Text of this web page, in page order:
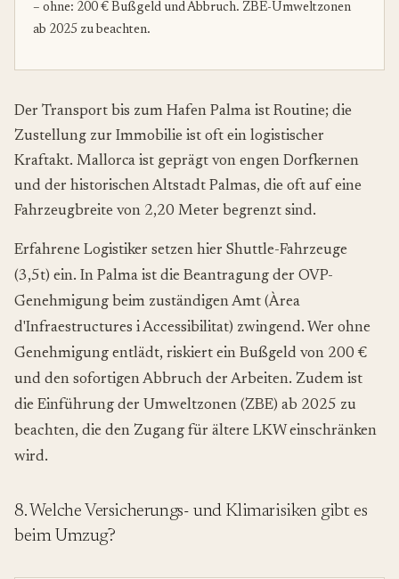
– ohne: 200 € Bußgeld und Abbruch. ZBE-Umweltzonen
ab 2025 zu beachten.
Der Transport bis zum Hafen Palma ist Routine; die
Zustellung zur Immobilie ist oft ein logistischer
Kraftakt. Mallorca ist geprägt von engen Dorfkernen
und der historischen Altstadt Palmas, die oft auf eine
Fahrzeugbreite von 2,20 Meter begrenzt sind.
Erfahrene Logistiker setzen hier Shuttle-Fahrzeuge
(3,5t) ein. In Palma ist die Beantragung der OVP-
Genehmigung beim zuständigen Amt (Àrea
d'Infraestructures i Accessibilitat) zwingend. Wer ohne
Genehmigung entlädt, riskiert ein Bußgeld von 200 €
und den sofortigen Abbruch der Arbeiten. Zudem ist
die Einführung der Umweltzonen (ZBE) ab 2025 zu
beachten, die den Zugang für ältere LKW einschränken
wird.
8. Welche Versicherungs- und Klimarisiken gibt es
beim Umzug?